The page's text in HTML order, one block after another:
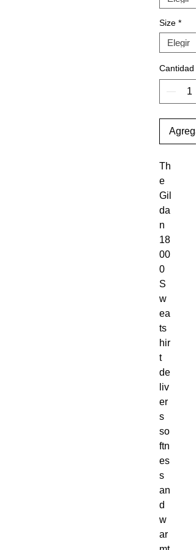
Size *
Cantidad
Th
e
Gil
da
n
18
00
0
S
w
ea
ts
hir
t
de
liv
er
s
so
ftn
es
s
an
d
w
ar